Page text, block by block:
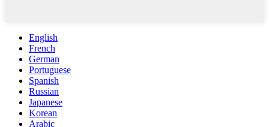
English
French
German
Portuguese
Spanish
Russian
Japanese
Korean
Arabic